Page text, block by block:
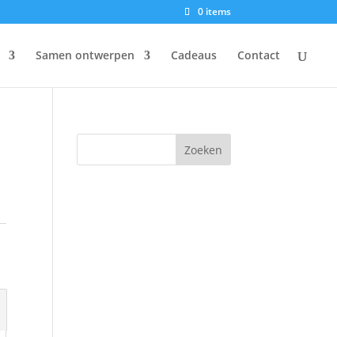
0 items
Samen ontwerpen Cadeaus Contact